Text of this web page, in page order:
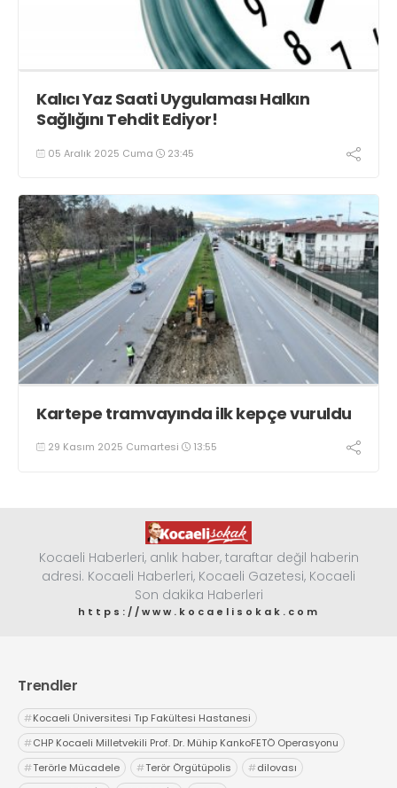
Kalıcı Yaz Saati Uygulaması Halkın
Sağlığını Tehdit Ediyor!
05 Aralık 2025 Cuma 23:45
Kartepe tramvayında ilk kepçe vuruldu
29 Kasım 2025 Cumartesi 13:55
Kocaeli Haberleri, anlık haber, taraftar değil haberin
adresi. Kocaeli Haberleri, Kocaeli Gazetesi, Kocaeli
Son dakika Haberleri
https://www.kocaelisokak.com
Trendler
#Kocaeli Üniversitesi Tıp Fakültesi Hastanesi
#CHP Kocaeli Milletvekili Prof. Dr. Mühip KankoFETÖ Operasyonu
#Terörle Mücadele #Terör Örgütüpolis #dilovası